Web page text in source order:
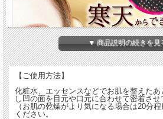
▼ 商品説明の続きを
【ご使用方法】
化粧水、エッセンスなどでお肌を整えた
し凹の面を目元や口元に合わせて密着さ
（お肌の乾燥がより気になる場合は20分
ください。